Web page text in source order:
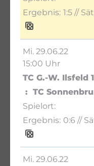
1:5 //
Mi. 29.06.22
15:00 Uhr
TC G.-W. Ilsfeld 1
TC
0:6 //
Mi. 29.06.22